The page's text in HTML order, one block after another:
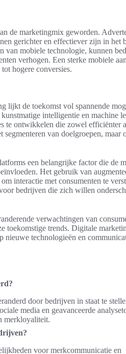
de marketingmix geworden.
gerichter en effectiever zijn in het
van mobiele technologie, kunnen
verhogen. Een sterke mobiele
hogere conversies.
lijkt de toekomst vol spannende
intelligentie en machine
te ontwikkelen die zowel efficiënter
van doelgroepen, maar
een belangrijke factor die de
Het gebruik van
interactie met consumenten te
bedrijven die zich willen
verwachtingen van
toekomstige trends. Digitale
nieuwe technologieën en
door bedrijven in staat te
media en geavanceerde
merkloyaliteit.
voor merkcommunicatie en